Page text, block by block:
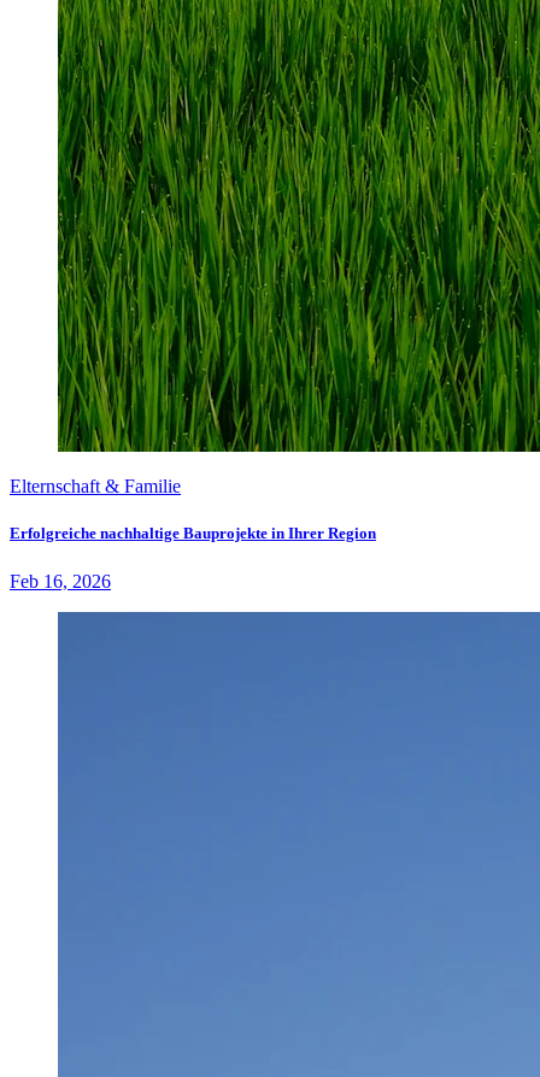
Elternschaft & Familie
Erfolgreiche nachhaltige Bauprojekte in Ihrer Region
Feb 16, 2026